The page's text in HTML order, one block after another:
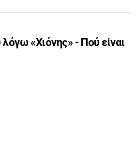
«Χιόνης» - Πού είναι